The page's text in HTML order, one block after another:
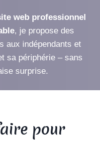
web professionnel
, je propose des
aux indépendants et
sa périphérie – sans
surprise.
pour